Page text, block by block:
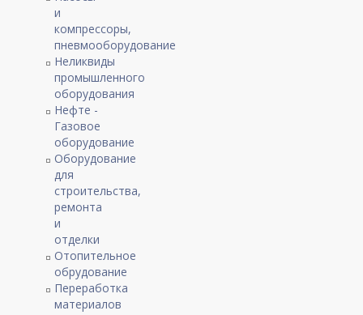
и
компрессоры,
пневмооборудование
Неликвиды
промышленного
оборудования
Нефте -
Газовое
оборудование
Оборудование
для
строительства,
ремонта
и
отделки
Отопительное
обрудование
Переработка
материалов